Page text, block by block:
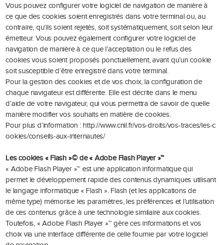
Vous pouvez configurer votre logiciel de navigation de manière à
ce que des cookies soient enregistrés dans votre terminal ou, au
contraire, qu’ils soient rejetés, soit systématiquement, soit selon leur
émetteur. Vous pouvez également configurer votre logiciel de
navigation de manière à ce que l’acceptation ou le refus des
cookies vous soient proposés ponctuellement, avant qu’un cookie
soit susceptible d’être enregistré dans votre terminal.
Pour la gestion des cookies et de vos choix, la configuration de
chaque navigateur est différente. Elle est décrite dans le menu
d’aide de votre navigateur, qui vous permettra de savoir de quelle
manière modifier vos souhaits en matière de cookies.
Pour plus d’information : http://www.cnil.fr/vos-droits/vos-traces/les-c
ookies/conseils-aux-internautes/
Les cookies « Flash »© de « Adobe Flash Player »™
« Adobe Flash Player »™ est une application informatique qui
permet le développement rapide des contenus dynamiques utilisant
le langage informatique « Flash ». Flash (et les applications de
même type) mémorise les paramètres, les préférences et l’utilisation
de ces contenus grâce à une technologie similaire aux cookies.
Toutefois, « Adobe Flash Player »™ gère ces informations et vos
choix via une interface différente de celle fournie par votre logiciel